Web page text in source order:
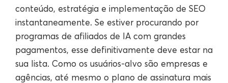
conteúdo, estratégia e implementação de SEO
instantaneamente. Se estiver procurando por
programas de afiliados de IA com grandes
pagamentos, esse definitivamente deve estar na
sua lista. Como os usuários-alvo são empresas e
agências, até mesmo o plano de assinatura mais